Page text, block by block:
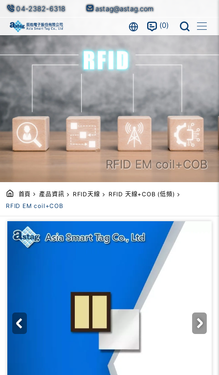
04-2382-6318 astag@astag.com
0
RFID EM coil+COB
首頁 產品資訊 RFID天線
RFID 天線+COB (低頻)
RFID EM coil+COB